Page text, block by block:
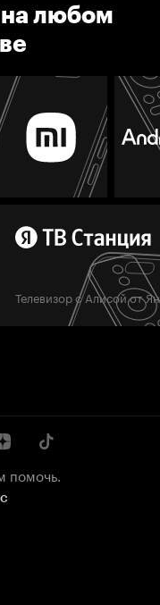
любом
Телевизор с Алисой от
помочь.